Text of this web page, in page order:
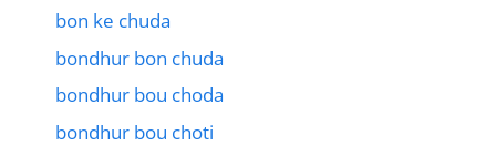
bon ke chuda
bondhur bon chuda
bondhur bou choda
bondhur bou choti